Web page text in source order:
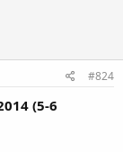
#824
(5-6